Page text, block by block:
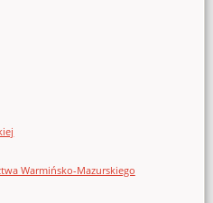
Warmińsko-Mazurskiego